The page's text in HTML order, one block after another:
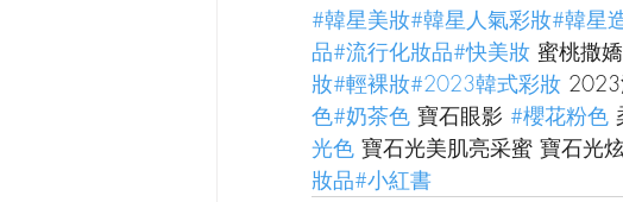
#韓星美妝#韓星人氣彩妝#韓星
品#流行化妝品#快美妝 蜜桃撒
妝#輕裸妝#2023韓式彩妝
色#奶茶色 寶石眼影 #櫻花粉色
光色 寶石光美肌亮采蜜 寶石光
妝品#小紅書